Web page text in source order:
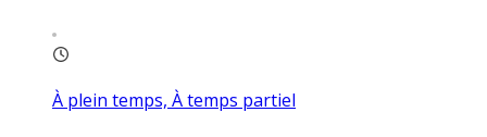
À plein temps, À temps partiel